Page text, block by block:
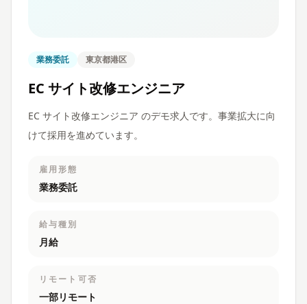
業務委託 東京都港区
EC サイト改修エンジニア
EC サイト改修エンジニア のデモ求人です。事業拡大に向
けて採用を進めています。
雇用形態
業務委託
給与種別
月給
リモート可否
一部リモート